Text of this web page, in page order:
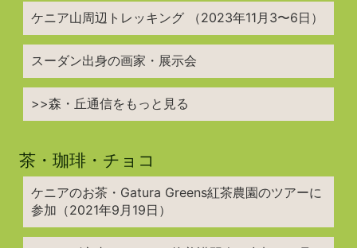
ケニア山周辺トレッキング （2023年11月3〜6日）
スーダン出身の画家・展示会
>>森・丘通信をもっと見る
茶・珈琲・チョコ
ケニアのお茶・Gatura Greens紅茶農園のツアーに
参加（2021年9月19日）